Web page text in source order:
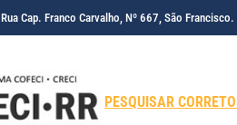
Rua Cap. Franco Carvalho, Nº 667, São
PESQUISAR